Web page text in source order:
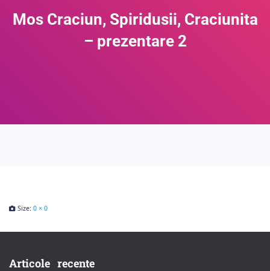
Mos Craciun, Spiridusii, Craciunita
– prezentare 2
Size: 0 × 0
Articole recente